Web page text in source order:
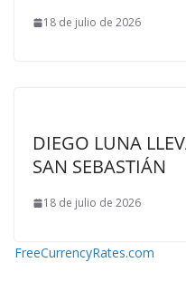
18 de julio de 2026
DIEGO LUNA
SAN SEBASTIÁN
18 de julio de 2026
FreeCurrencyRates.com